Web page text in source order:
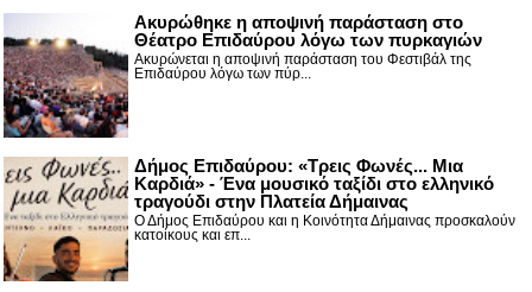
Ακυρώθηκε η αποψινή παράσταση στο
Θέατρο Επιδαύρου λόγω των πυρκαγιών
Ακυρώνεται η αποψινή παράσταση του Φεστιβάλ της
Επιδαύρου λόγω των πύρ...
Δήμος Επιδαύρου: «Τρεις Φωνές... Μια
Καρδιά» - Ένα μουσικό ταξίδι στο ελληνικό
τραγούδι στην Πλατεία Δήμαινας
Ο Δήμος Επιδαύρου και η Κοινότητα Δήμαινας προσκαλούν
κατοίκους και επ...